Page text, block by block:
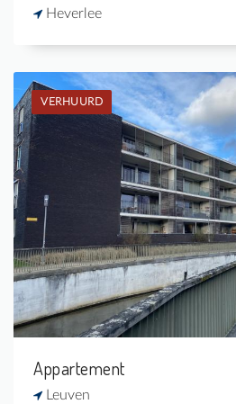
Heverlee
VERHUURD
Verhuurd:
2
1
Appartement
Leuven